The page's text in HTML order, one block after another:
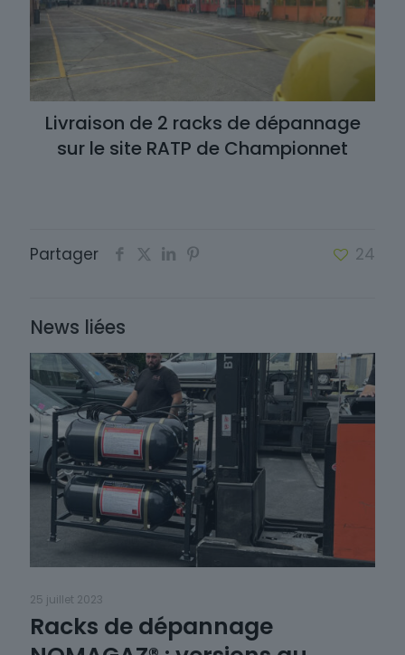
Livraison de 2 racks de dépannage
sur le site RATP de Championnet
Partager 24
News liées
25 juillet 2023
Racks de dépannage